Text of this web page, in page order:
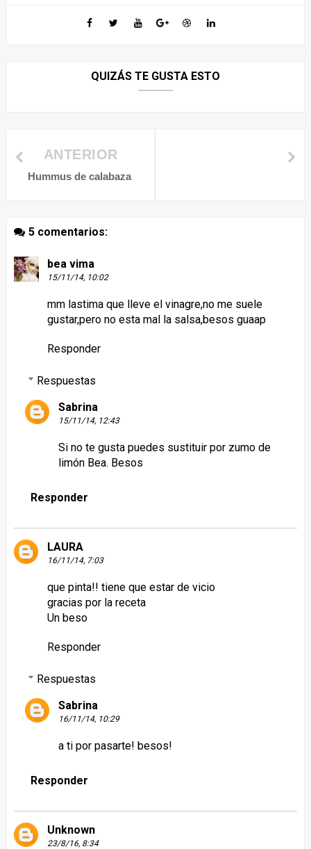
QUIZÁS TE GUSTA ESTO
ANTERIOR
Hummus de calabaza
5 comentarios:
bea vima
15/11/14, 10:02
mm lastima que lleve el vinagre,no me suele
gustar,pero no esta mal la salsa,besos guaap
Responder
Respuestas
Sabrina
15/11/14, 12:43
Si no te gusta puedes sustituir por zumo de
limón Bea. Besos
Responder
LAURA
16/11/14, 7:03
que pinta!! tiene que estar de vicio
gracias por la receta
Un beso
Responder
Respuestas
Sabrina
16/11/14, 10:29
a ti por pasarte! besos!
Responder
Unknown
23/8/16, 8:34